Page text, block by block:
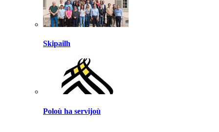
Skipailh
Poloù ha servijoù